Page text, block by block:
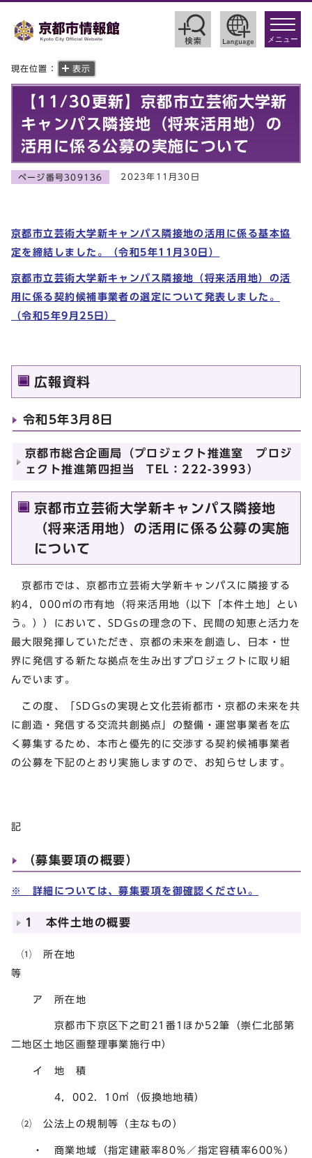
toggle
メニュー
現在位置： 表示
【11/30更新】京都市立芸術大学新
キャンパス隣接地（将来活用地）の
活用に係る公募の実施について
ページ番号309136 2023年11月30日
京都市立芸術大学新キャンパス隣接地の活用 に係る基本協
定を締結しました。（令和5年11月30日）
京都市立芸術大学新キャンパス隣接地（将来活用地）の活
用に係る 契約候補事業者の選定について 発表しました。
（令和5年9月25日）
広報資料
令和5年3月8日
京都市総合企画局（プロジェクト推進室 プロジ
ェクト推進第四担当 TEL：222-3993）
京都市立芸術大学新キャンパス隣接地
（将来活用地）の活用に係る公募の実施
について
京都市では、京都市立芸術大学新キャンパスに隣接する
約4，000㎡の市有地（将来活用地（以下「本件土地」とい
う。））において、SDGsの理念の下、民間の知恵と活力を
最大限発揮していただき、京都の未来を創造し、日本・世
界に発信する新たな拠点を生み出すプロジェクトに取り組
んでいます。
この度、「SDGsの実現と文化芸術都市・京都の未来を共
に創造・発信する交流共創拠点」の整備・運営事業者を広
く募集するため、本市と優先的に交渉する契約候補事業者
の公募を下記のとおり実施しますので、お知らせします。
記
（募集要項の概要）
※ 詳細については、募集要項を御確認ください。
1 本件土地の概要
⑴ 所在地
等
ア 所在地
京都市下京区下之町21番1ほか52筆（崇仁北部第
二地区土地区画整理事業施行中）
イ 地 積
4，002．10㎡（仮換地地積）
⑵ 公法上の規制等（主なもの）
・ 商業地域（指定建蔽率80％／指定容積率600％）